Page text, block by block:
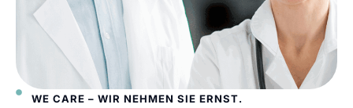
WE CARE – WIR NEHMEN SIE ERNST.